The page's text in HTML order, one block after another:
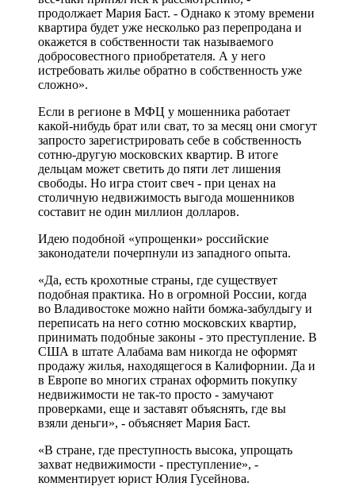
продолжает Мария Баст. - Однако к этому времени
квартира будет уже несколько раз перепродана и
окажется в собственности так называемого
добросовестного приобретателя. А у него
истребовать жилье обратно в собственность уже
сложно».
Если в регионе в МФЦ у мошенника работает
какой-нибудь брат или сват, то за месяц они смогут
запросто зарегистрировать себе в собственность
сотню-другую московских квартир. В итоге
дельцам может светить до пяти лет лишения
свободы. Но игра стоит свеч - при ценах на
столичную недвижимость выгода мошенников
составит не один миллион долларов.
Идею подобной «упрощенки» российские
законодатели почерпнули из западного опыта.
«Да, есть крохотные страны, где существует
подобная практика. Но в огромной России, когда
во Владивостоке можно найти бомжа-забулдыгу и
переписать на него сотню московских квартир,
принимать подобные законы - это преступление. В
США в штате Алабама вам никогда не оформят
продажу жилья, находящегося в Калифорнии. Да и
в Европе во многих странах оформить покупку
недвижимости не так-то просто - замучают
проверками, еще и заставят объяснять, где вы
взяли деньги», - объясняет Мария Баст.
«В стране, где преступность высока, упрощать
захват недвижимости - преступление», -
комментирует юрист Юлия Гусейнова.